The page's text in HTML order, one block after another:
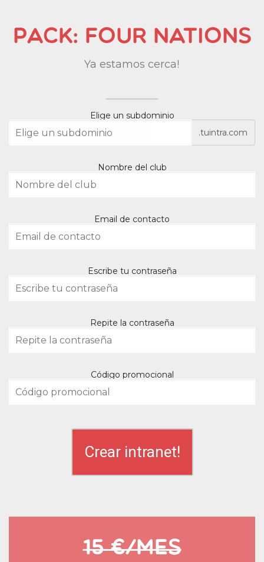
Pack: Four Nations
Ya estamos cerca!
Elige un subdominio
.tuintra.com
Nombre del club
Email de contacto
Escribe tu contraseña
Repite la contraseña
Código promocional
Crear intranet!
15 €/mes